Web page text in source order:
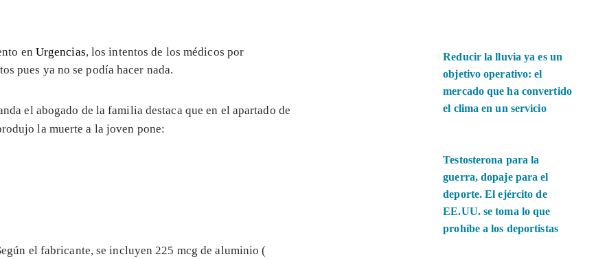
en Urgencias, los intentos de los médicos por
pues ya no se podía hacer nada.
el abogado de la familia destaca que en el apartado de
la muerte a la joven pone:
el fabricante, se incluyen 225 mcg de aluminio (
Reducir la lluvia ya es un
objetivo operativo: el
mercado que ha convertido
el clima en un servicio
Testosterona para la
guerra, dopaje para el
deporte. El ejército de
EE.UU. se toma lo que
prohíbe a los deportistas